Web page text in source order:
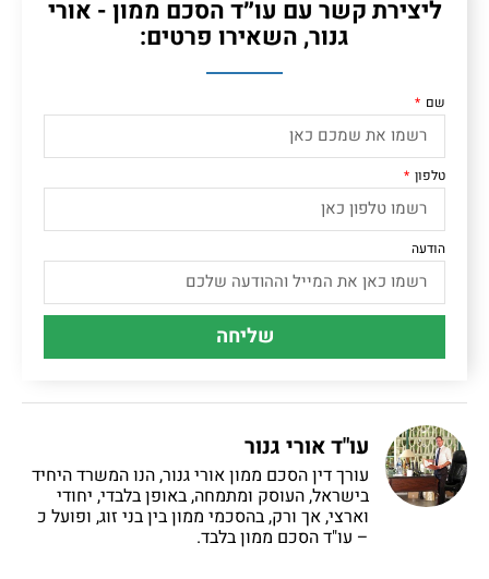
ליצירת קשר עם עו״ד הסכם ממון - אורי
גנור, השאירו פרטים:
טלפון
הודעה
שליחה
עו"ד אורי גנור
עורך דין הסכם ממון אורי גנור, הנו המשרד היחיד
בישראל, העוסק ומתמחה, באופן בלבדי, יחודי
וארצי, אך ורק, בהסכמי ממון בין בני זוג, ופועל כ
– עו"ד הסכם ממון בלבד.